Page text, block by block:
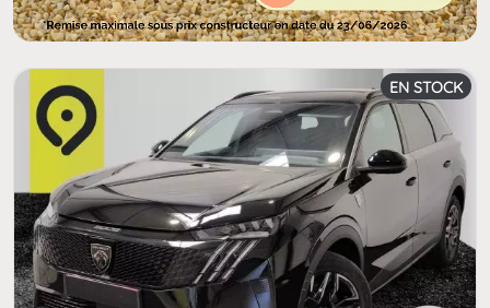
EN STOCK